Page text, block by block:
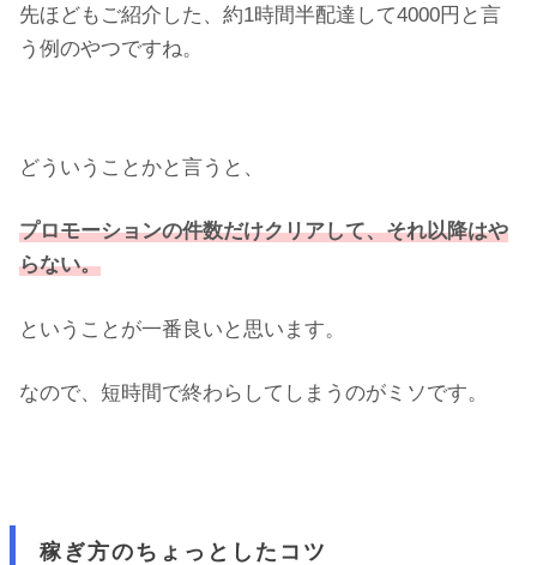
先ほどもご紹介した、約1時間半配達して4000円と言
う例のやつですね。
どういうことかと言うと、
プロモーションの件数だけクリアして、それ以降はや
らない。
ということが一番良いと思います。
なので、短時間で終わらしてしまうのがミソです。
稼ぎ方のちょっとしたコツ